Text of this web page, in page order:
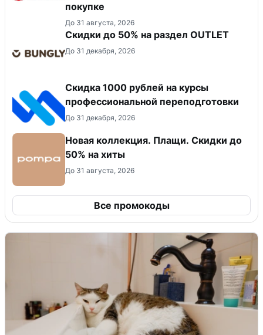
покупке
До 31 августа, 2026
Скидки до 50% на раздел OUTLET
До 31 декабря, 2026
Скидка 1000 рублей на курсы
профессиональной переподготовки
До 31 декабря, 2026
Новая коллекция. Плащи. Скидки до
50% на хиты
До 31 августа, 2026
Все промокоды